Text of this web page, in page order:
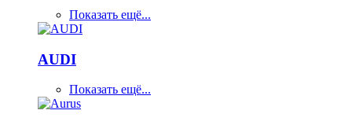
Показать ещё...
AUDI
Показать ещё...